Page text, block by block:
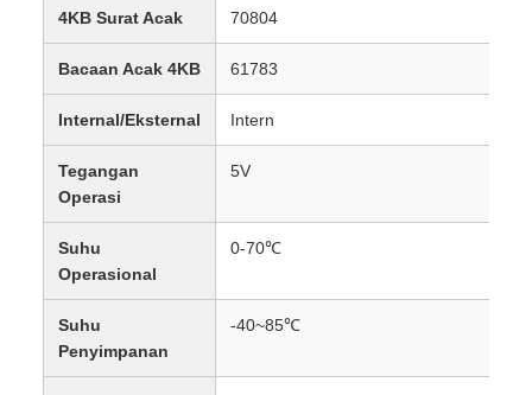
4KB Surat Acak 70804
Bacaan Acak 4KB 61783
Internal/Eksternal Intern
Tegangan
Operasi
5V
Suhu
Operasional
0-70℃
Suhu
Penyimpanan
-40~85℃